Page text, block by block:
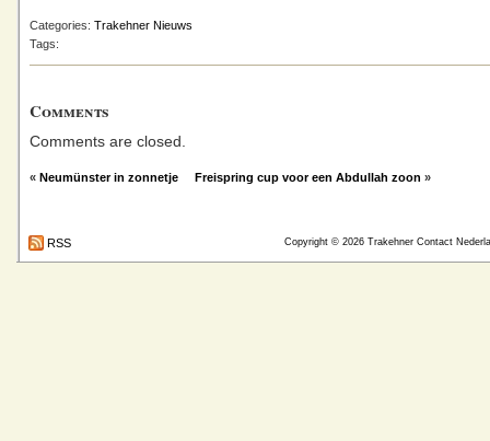
Categories: Trakehner Nieuws
Tags:
Comments
Comments are closed.
« Neumünster in zonnetje Freispring cup voor een Abdullah zoon »
Copyright © 2026 Trakehner Contact
RSS